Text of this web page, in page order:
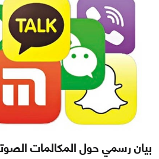
بيان رسمي حول المكالمات